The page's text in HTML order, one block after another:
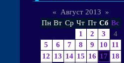
« Август 2013
»
Пн Вт Ср Чт Пт Сб Вс
1
2 3
4
5
6 7 8 9 10
11
12
13 14 15 16 17
18